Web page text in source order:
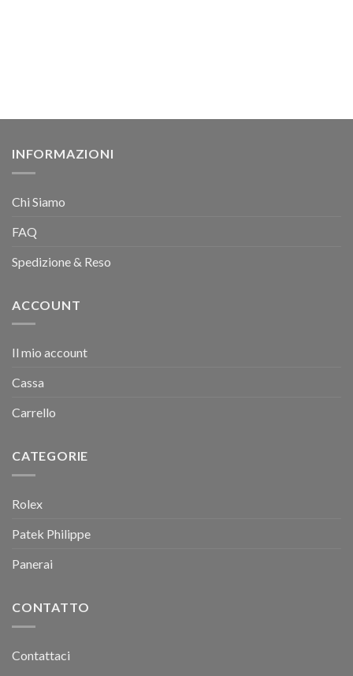
INFORMAZIONI
Chi Siamo
FAQ
Spedizione & Reso
ACCOUNT
Il mio account
Cassa
Carrello
CATEGORIE
Rolex
Patek Philippe
Panerai
CONTATTO
Contattaci